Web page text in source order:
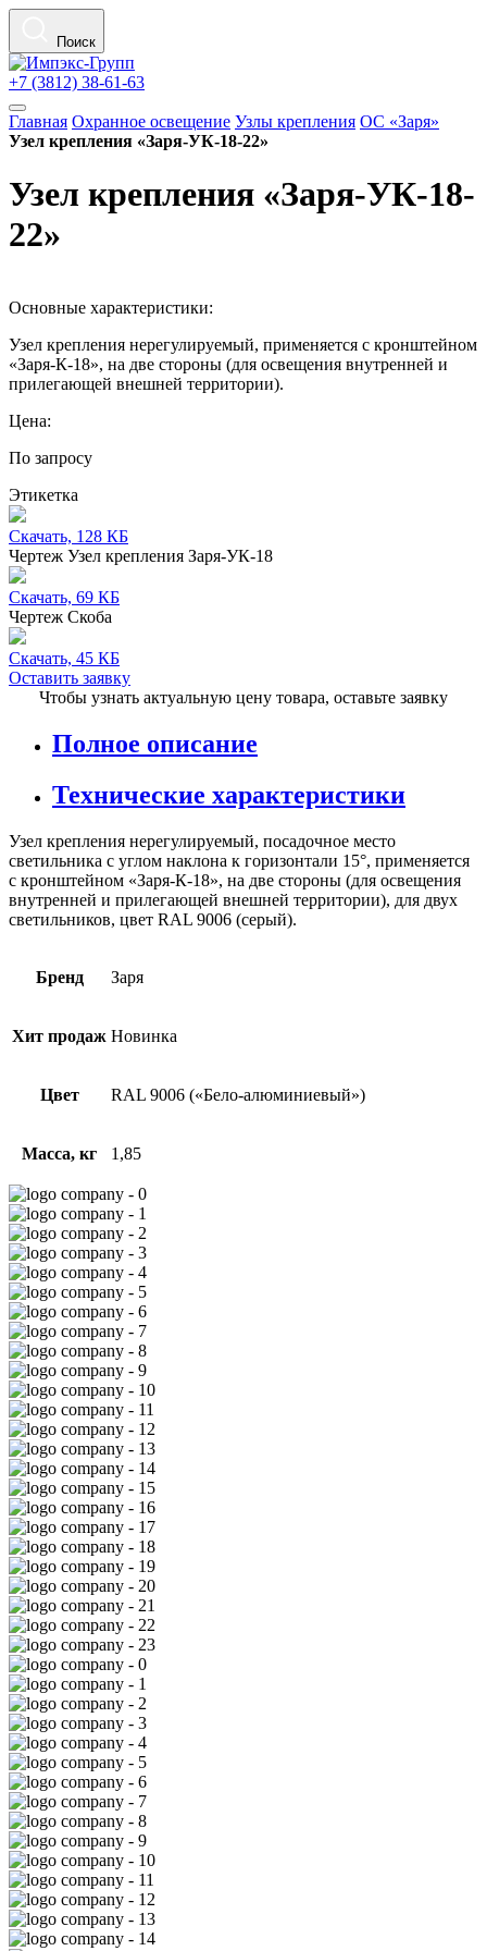
Поиск
+7 (3812) 38-61-63
Главная Охранное освещение Узлы крепления ОС «Заря»
Узел крепления «Заря-УК-18-22»
Узел крепления «Заря-УК-18-
22»
Основные характеристики:
Узел крепления нерегулируемый, применяется с кронштейном
«Заря-К-18», на две стороны (для освещения внутренней и
прилегающей внешней территории).
Цена:
По запросу
Этикетка
Скачать, 128 КБ
Чертеж Узел крепления Заря-УК-18
Скачать, 69 КБ
Чертеж Скоба
Скачать, 45 КБ
Оставить заявку
Чтобы узнать актуальную цену товара, оставьте заявку
Полное описание
Технические характеристики
Узел крепления нерегулируемый, посадочное место
светильника с углом наклона к горизонтали 15°, применяется
с кронштейном «Заря-К-18», на две стороны (для освещения
внутренней и прилегающей внешней территории), для двух
светильников, цвет RAL 9006 (серый).
Бренд Заря
Хит продаж Новинка
Цвет RAL 9006 («Бело-алюминиевый»)
Масса, кг 1,85